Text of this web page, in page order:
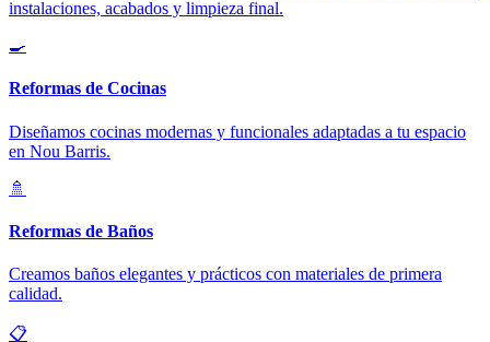
instalaciones, acabados y limpieza final.
🍳
Reformas de Cocinas
Diseñamos cocinas modernas y funcionales adaptadas a tu espacio
en Nou Barris.
🚿
Reformas de Baños
Creamos baños elegantes y prácticos con materiales de primera
calidad.
📋